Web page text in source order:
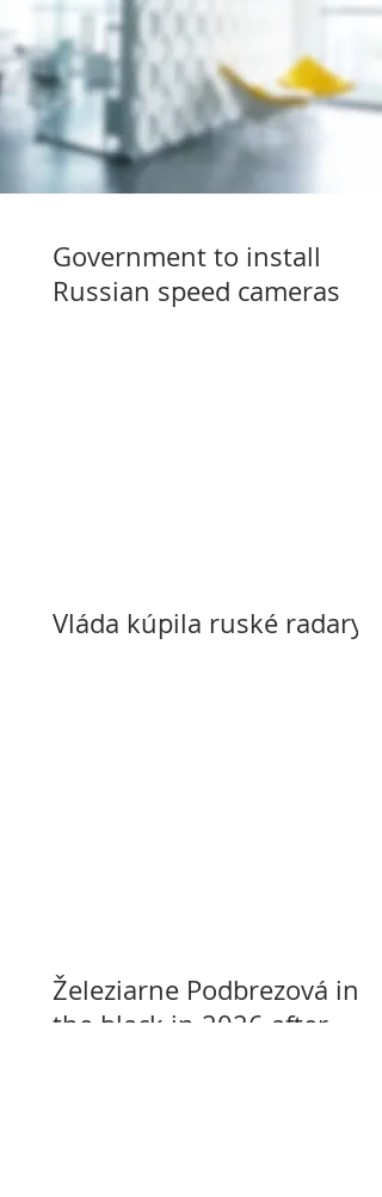
Government to install
Russian speed cameras
Vláda kúpila ruské radary
Železiarne Podbrezová in
the black in 2026 after